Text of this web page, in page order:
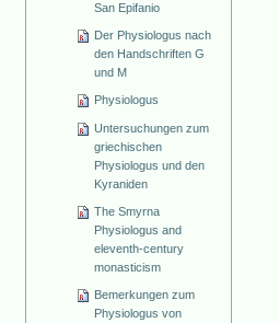
San Epifanio
Der Physiologus nach
den Handschriften G
und M
Physiologus
Untersuchungen zum
griechischen
Physiologus und den
Kyraniden
The Smyrna
Physiologus and
eleventh-century
monasticism
Bemerkungen zum
Physiologus von